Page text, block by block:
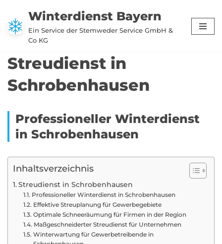
Zum
Inhalt
Winterdienst Bayern
Ein Service der Stemweder Service GmbH &
Co KG
Streudienst in
Schrobenhausen
Professioneller Winterdienst
in Schrobenhausen
Inhaltsverzeichnis
Streudienst in Schrobenhausen
Professioneller Winterdienst in Schrobenhausen
Effektive Streuplanung für Gewerbegebiete
Optimale Schneeräumung für Firmen in der Region
Maßgeschneiderter Streudienst für Unternehmen
Winterwartung für Gewerbetreibende in